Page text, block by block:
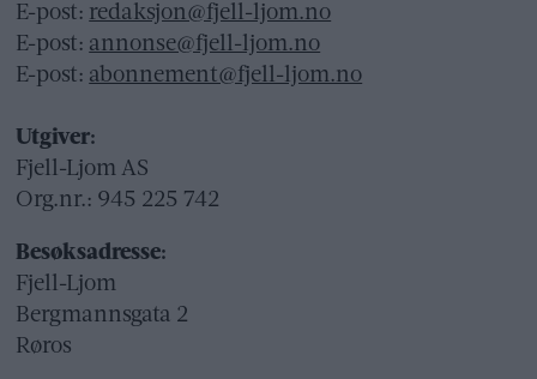
E-post: redaksjon@fjell-ljom.no
E-post: annonse@fjell-ljom.no
E-post: abonnement@fjell-ljom.no
Utgiver:
Fjell-Ljom AS
Org.nr.: 945 225 742
Besøksadresse:
Fjell-Ljom
Bergmannsgata 2
Røros